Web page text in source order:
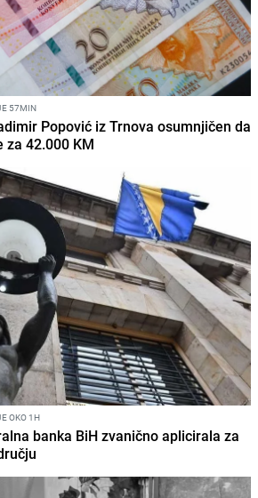
57MIN
Popović iz Trnova osumnjičen da
za 42.000 KM
OKO 1H
banka BiH zvanično aplicirala za